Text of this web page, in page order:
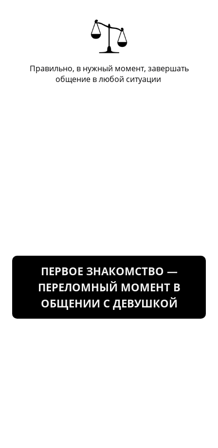
Правильно, в нужный момент, завершать
общение в любой ситуации
ПЕРВОЕ ЗНАКОМСТВО —
ПЕРЕЛОМНЫЙ МОМЕНТ В
ОБЩЕНИИ С ДЕВУШКОЙ